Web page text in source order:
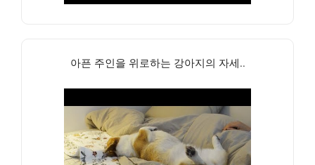
아픈 주인을 위로하는 강아지의 자세..